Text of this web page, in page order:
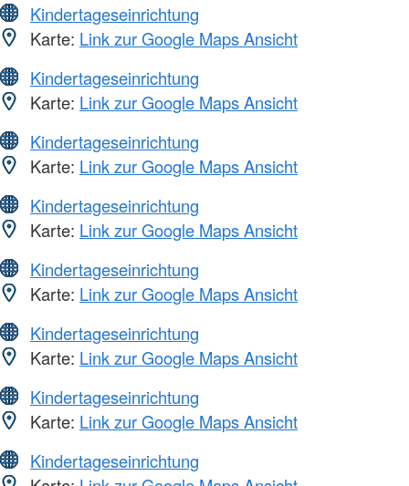
Kindertageseinrichtung
Karte: Link zur Google Maps Ansicht
Kindertageseinrichtung
Karte: Link zur Google Maps Ansicht
Kindertageseinrichtung
Karte: Link zur Google Maps Ansicht
Kindertageseinrichtung
Karte: Link zur Google Maps Ansicht
Kindertageseinrichtung
Karte: Link zur Google Maps Ansicht
Kindertageseinrichtung
Karte: Link zur Google Maps Ansicht
Kindertageseinrichtung
Karte: Link zur Google Maps Ansicht
Kindertageseinrichtung